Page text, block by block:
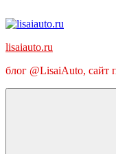
к
lisaiauto.ru
блог @LisaiAuto, сайт